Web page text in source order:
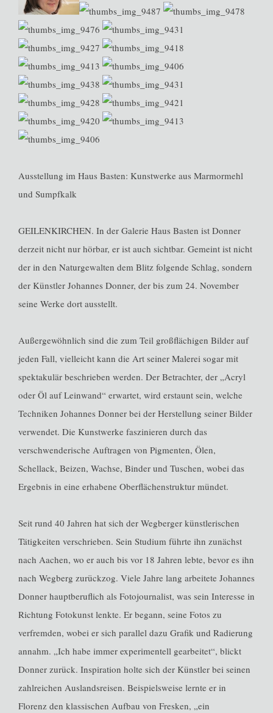
Ausstellung im Haus Basten: Kunstwerke aus Marmormehl
und Sumpfkalk
GEILENKIRCHEN. In der Galerie Haus Basten ist Donner
derzeit nicht nur hörbar, er ist auch sichtbar. Gemeint ist nicht
der in den Naturgewalten dem Blitz folgende Schlag, sondern
der Künstler Johannes Donner, der bis zum 24. November
seine Werke dort ausstellt.
Außergewöhnlich sind die zum Teil großflächigen Bilder auf
jeden Fall, vielleicht kann die Art seiner Malerei sogar mit
spektakulär beschrieben werden. Der Betrachter, der „Acryl
oder Öl auf Leinwand“ erwartet, wird erstaunt sein, welche
Techniken Johannes Donner bei der Herstellung seiner Bilder
verwendet. Die Kunstwerke faszinieren durch das
verschwenderische Auftragen von Pigmenten, Ölen,
Schellack, Beizen, Wachse, Binder und Tuschen, wobei das
Ergebnis in eine erhabene Oberflächenstruktur mündet.
Seit rund 40 Jahren hat sich der Wegberger künstlerischen
Tätigkeiten verschrieben. Sein Studium führte ihn zunächst
nach Aachen, wo er auch bis vor 18 Jahren lebte, bevor es ihn
nach Wegberg zurückzog. Viele Jahre lang arbeitete Johannes
Donner hauptberuflich als Fotojournalist, was sein Interesse in
Richtung Fotokunst lenkte. Er begann, seine Fotos zu
verfremden, wobei er sich parallel dazu Grafik und Radierung
annahm. „Ich habe immer experimentell gearbeitet“, blickt
Donner zurück. Inspiration holte sich der Künstler bei seinen
zahlreichen Auslandsreisen. Beispielsweise lernte er in
Florenz den klassischen Aufbau von Fresken, „ein